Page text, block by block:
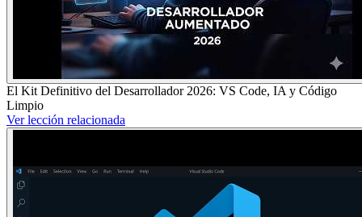
El Kit Definitivo del Desarrollador 2026: VS Code, IA y Código
Limpio
Ver lección relacionada